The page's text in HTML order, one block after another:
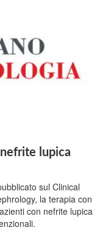
lupica
sul Clinical
la terapia con
con nefrite lupica